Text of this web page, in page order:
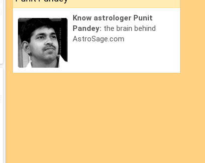
Know astrologer Punit
Pandey: the brain behind
AstroSage.com